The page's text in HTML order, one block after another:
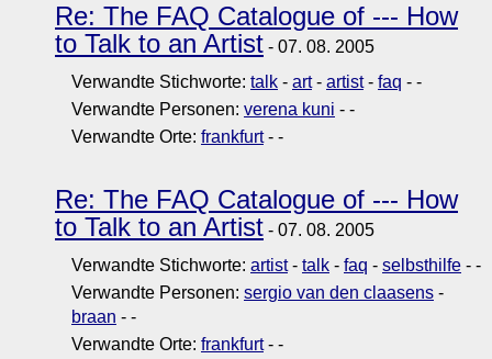
Re: The FAQ Catalogue of --- How
to Talk to an Artist - 07. 08. 2005
Verwandte Stichworte: talk - art- artist- faq - -
Verwandte Personen: verena kuni - -
Verwandte Orte: frankfurt- -
Re: The FAQ Catalogue of --- How
to Talk to an Artist - 07. 08. 2005
Verwandte Stichworte: artist- talk - faq - selbsthilfe - -
Verwandte Personen: sergio van den claasens -
braan - -
Verwandte Orte: frankfurt- -